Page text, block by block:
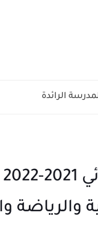
والرياضة